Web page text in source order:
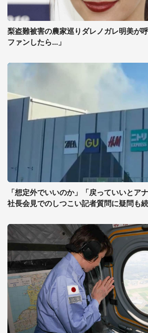
梨盗難被害の農家巡りダレノガレ明美が
ファンしたら...」
「想定外でいいのか」「戻っていいとア
社長会見でのしつこい記者質問に疑問も